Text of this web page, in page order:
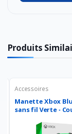
Produits
Accessoires
Manette Xbox
sans fil Verte -